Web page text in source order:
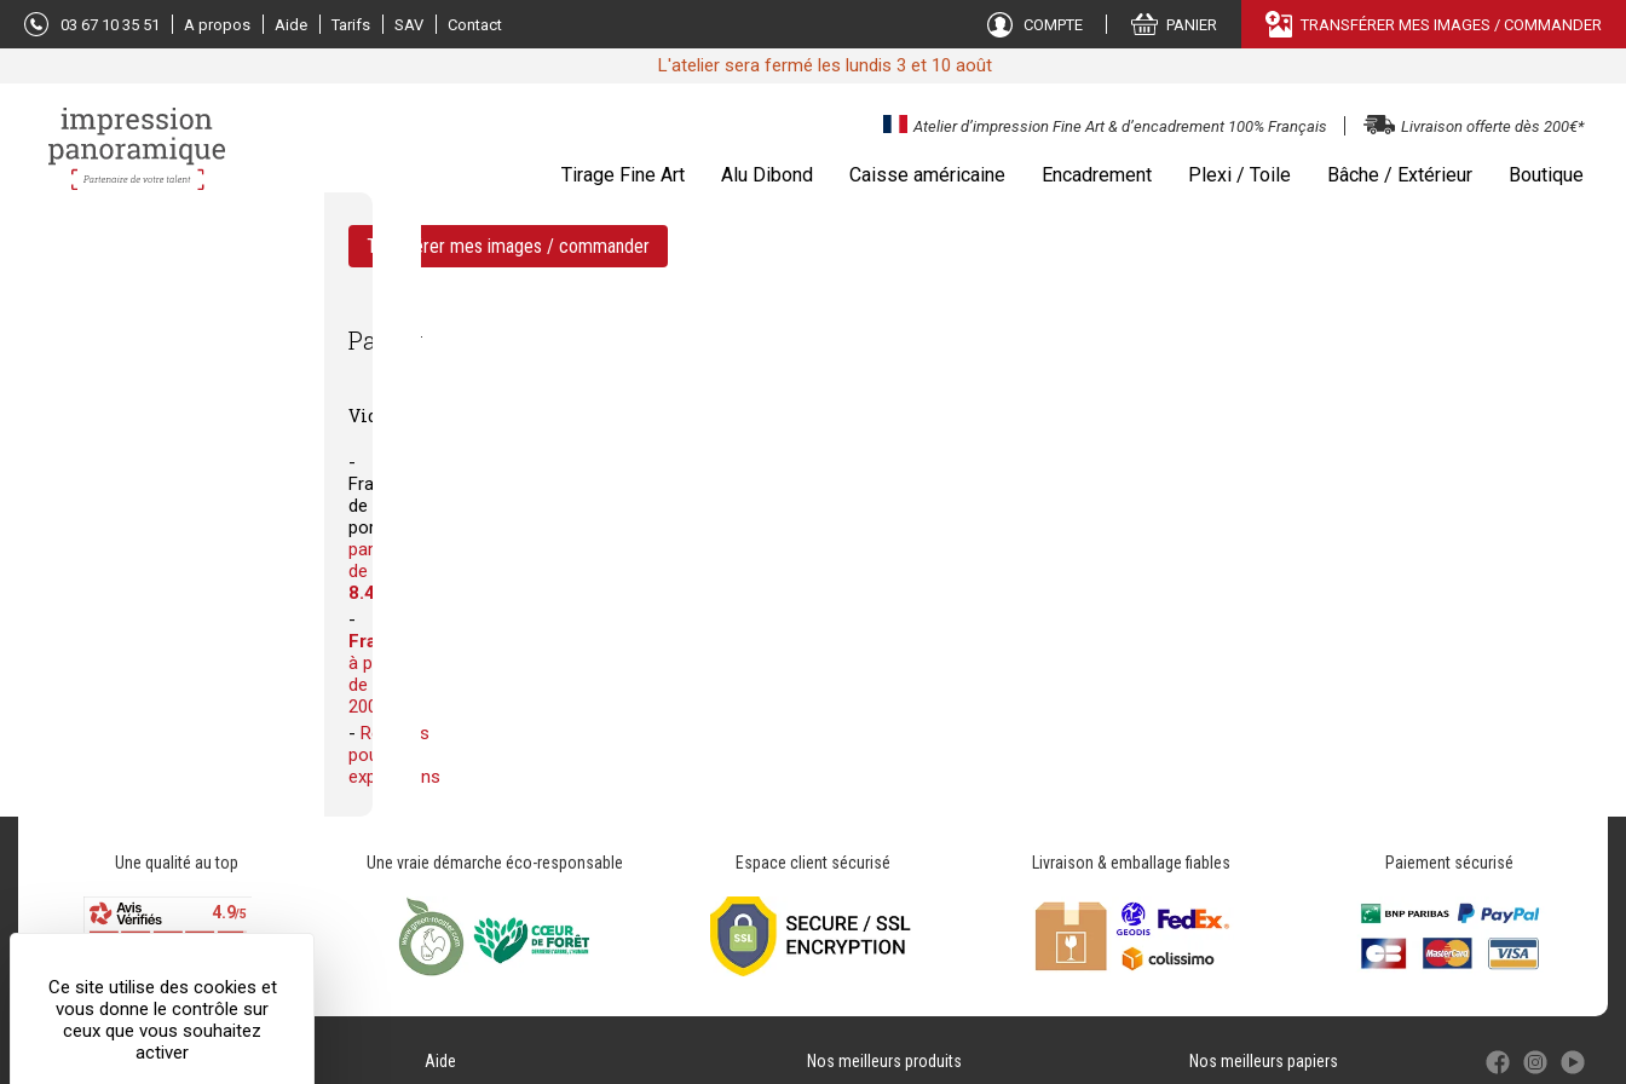
03 67 10 35 51 A propos Aide Tarifs SAV Contact COMPTE PANIER TRANSFÉRER MES IMAGES / COMMANDER
L'atelier sera fermé les lundis 3 et 10 août
Atelier d’impression Fine Art & d’encadrement 100% Français Livraison offerte dès 200€*
Tirage Fine Art Alu Dibond Caisse américaine Encadrement Plexi / Toile Bâche / Extérieur Boutique
Transférer mes images / commander
Panier
Vide
Frais
de
port
partir
de
8.40€
Franco
à partir
de
200€
Remises
pour vos
expositions
Une qualité au top Une vraie démarche éco-responsable Espace client sécurisé Livraison & emballage fiables Paiement sécurisé
Impression Panoramique Aide Nos meilleurs produits Nos meilleurs papiers
Panneau de gestion des cookies
Ce site utilise des cookies et
vous donne le contrôle sur
ceux que vous souhaitez
activer